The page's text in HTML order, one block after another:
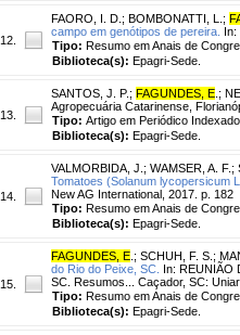
12.
FAORO, I. D. ; BOMBONATTI, L. ;
campo em genótipos de pereira. In:
Tipo: Resumo em Anais de
Biblioteca(s): Epagri-Sede.
13.
SANTOS, J. P. ; FAGUNDES, E ;
Agropecuária Catarinense,
Tipo: Artigo em Periódico Indexado
Biblioteca(s): Epagri-Sede.
14.
VALMORBIDA, J. ; WAMSER, A. F. ;
Tomatoes (Solanum lycopersicum
New AG International, 2017. p. 182
Tipo: Resumo em Anais de
Biblioteca(s): Epagri-Sede.
15.
FAGUNDES, E ; SCHUH, F. S. ;
do Rio do Peixe, SC. In: REUNIÃO
SC. Resumos... Caçador, SC:
Tipo: Resumo em Anais de
Biblioteca(s): Epagri-Sede.